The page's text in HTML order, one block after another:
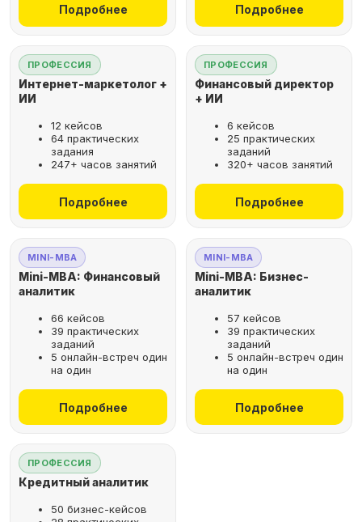
Подробнее Подробнее
ПРОФЕССИЯ
Интернет-маркетолог +
ИИ
12 кейсов
64 практических
задания
247+ часов занятий
Подробнее
ПРОФЕССИЯ
Финансовый директор
+ ИИ
6 кейсов
25 практических
заданий
320+ часов занятий
Подробнее
MINI-MBA
Mini-MBA: Финансовый
аналитик
66 кейсов
39 практических
заданий
5 онлайн-встреч один
на один
Подробнее
MINI-MBA
Mini-MBA: Бизнес-
аналитик
57 кейсов
39 практических
заданий
5 онлайн-встреч один
на один
Подробнее
ПРОФЕССИЯ
Кредитный аналитик
50 бизнес-кейсов
Рассрочка за 2 минуты,
не выходя из дома
Выбрать курс
оптимальную программу для
Оставьте заявку
на бесплатную
консультацию